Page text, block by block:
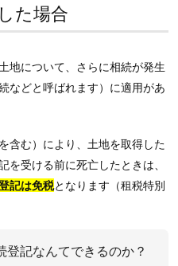
た場合
地について、さらに相続が発生
などと呼ばれます）に適用があ
含む）により、土地を取得した
を受ける前に死亡したときは、
記は免税となります（租税特別
登記なんてできるのか？